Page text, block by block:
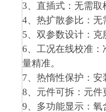
3、直插式：无需
4、热扩散参比：
5、双参数设计：
6、工况在线校准
量精准。
7、热惰性保护：
8、元件可拆：元
9、多功能显示：